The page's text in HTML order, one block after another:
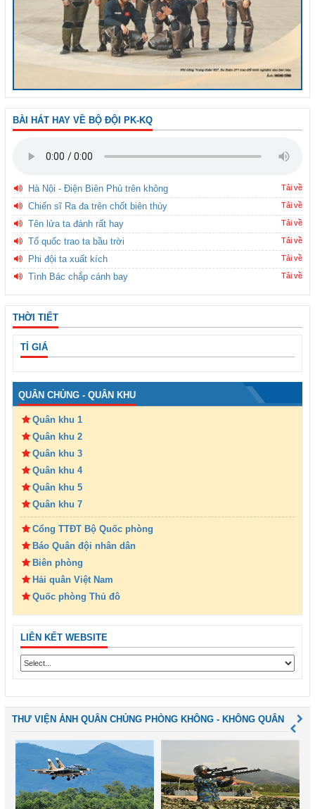
BÀI HÁT HAY VỀ BỘ ĐỘI PK-KQ
Hà Nội - Điện Biên Phủ trên không Tải về
Chiến sĩ Ra đa trên chốt biên thùy Tải về
Tên lửa ta đánh rất hay Tải về
Tổ quốc trao ta bầu trời Tải về
Phi đội ta xuất kích Tải về
Tình Bác chắp cánh bay Tải về
THỜI TIẾT
TỈ GIÁ
QUÂN CHỦNG - QUÂN KHU
Quân khu 1
Quân khu 2
Quân khu 3
Quân khu 4
Quân khu 5
Quân khu 7
Cổng TTĐT Bộ Quốc phòng
Báo Quân đội nhân dân
Biên phòng
Hải quân Việt Nam
Quốc phòng Thủ đô
LIÊN KẾT WEBSITE
THƯ VIỆN ẢNH QUÂN CHỦNG PHÒNG KHÔNG - KHÔNG QUÂN